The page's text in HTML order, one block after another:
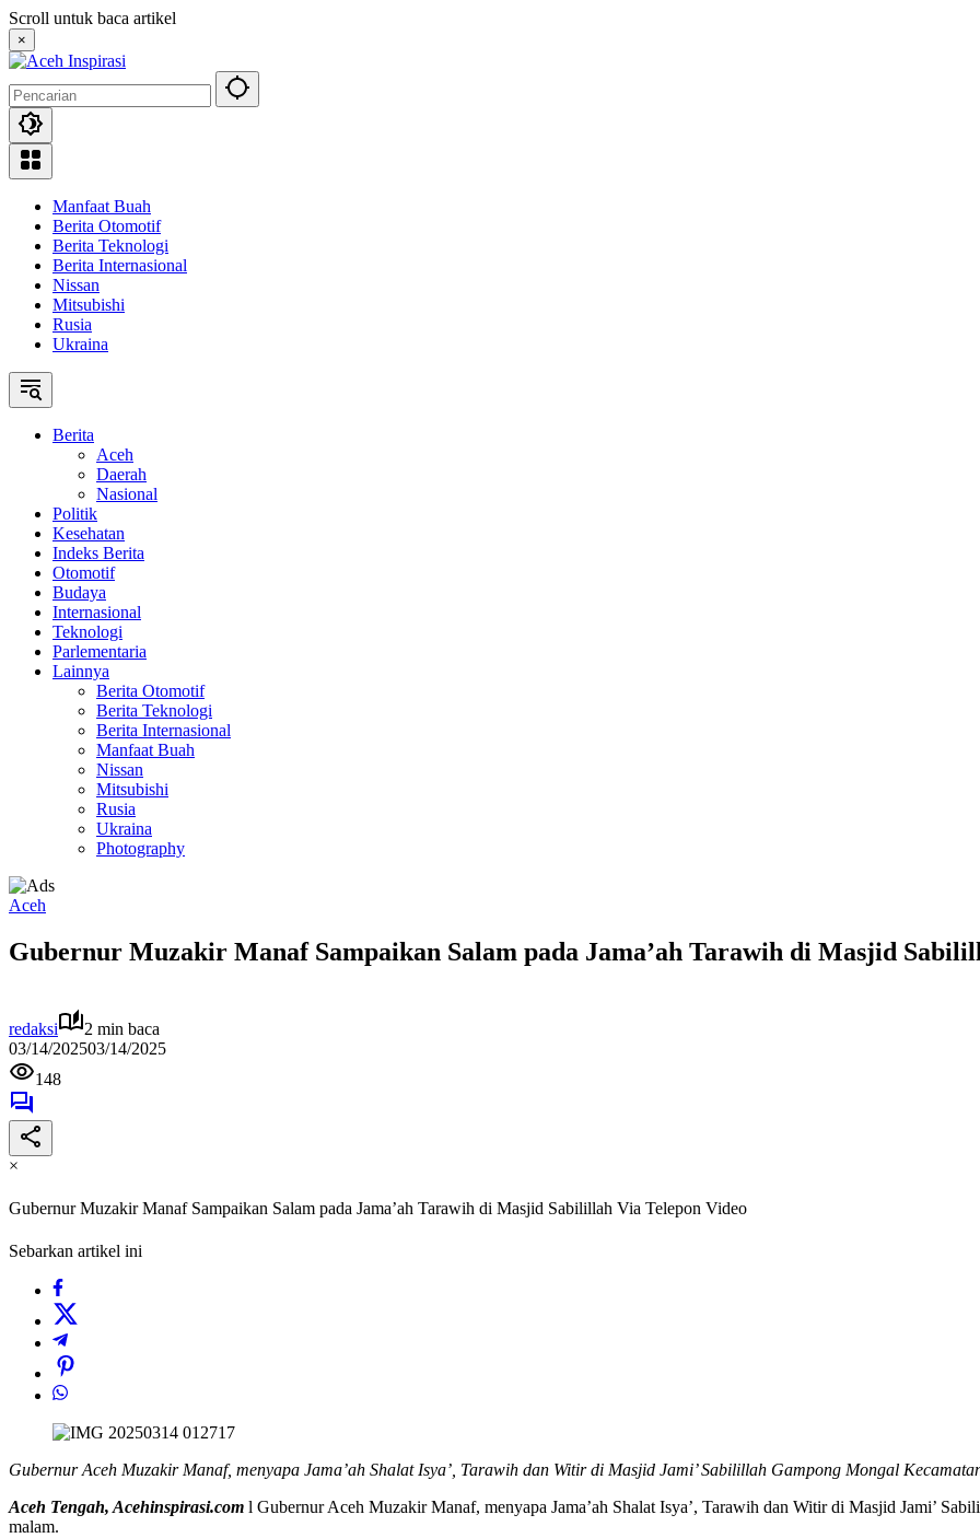
Langsung
ke
konten
Scroll untuk baca artikel
×
Manfaat Buah
Berita Otomotif
Berita Teknologi
Berita Internasional
Nissan
Mitsubishi
Rusia
Ukraina
Berita
Aceh
Daerah
Nasional
Politik
Kesehatan
Indeks Berita
Otomotif
Budaya
Internasional
Teknologi
Parlementaria
Lainnya
Berita Otomotif
Berita Teknologi
Berita Internasional
Manfaat Buah
Nissan
Mitsubishi
Rusia
Ukraina
Photography
Aceh
Gubernur Muzakir Manaf Sampaikan Salam pada Jama’ah Tarawih di Masjid
redaksi
2 min baca
03/14/202503/14/2025
148
×
Gubernur Muzakir Manaf Sampaikan Salam pada Jama’ah Tarawih di Masjid Sabilillah Via Telepon Video
Sebarkan artikel ini
Gubernur Aceh Muzakir Manaf, menyapa Jama’ah Shalat Isya’, Tarawih dan Witir di Masjid Jami’ Sabilillah Gampong Mongal
Aceh Tengah, Acehinspirasi.com l Gubernur Aceh Muzakir Manaf, menyapa Jama’ah Shalat Isya’, Tarawih dan Witir di Masjid Jami’
malam.